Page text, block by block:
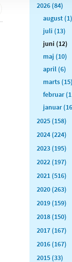
2026 (84)
august (1)
juli (13)
juni (12)
maj (10)
april (6)
marts (15)
februar
januar
2025 (158)
2024 (224)
2023 (195)
2022 (197)
2021 (516)
2020 (263)
2019 (159)
2018 (150)
2017 (167)
2016 (167)
2015 (33)